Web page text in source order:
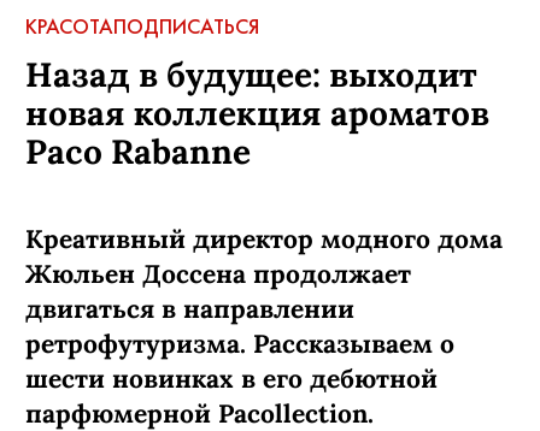
КРАСОТАПОДПИСАТЬСЯ
Назад в будущее: выходит
новая коллекция ароматов
Paco Rabanne
Креативный директор модного дома
Жюльен Доссена продолжает
двигаться в направлении
ретрофутуризма. Рассказываем о
шести новинках в его дебютной
парфюмерной Pacollection.